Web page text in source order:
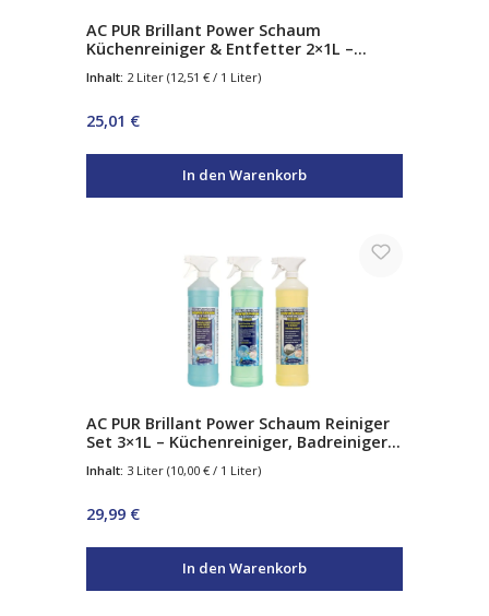
AC PUR Brillant Power Schaum
Küchenreiniger & Entfetter 2×1L –
& Arbeitsflächen
Inhalt: 2 Liter (12,51 € / 1 Liter)
Regulärer Preis:
25,01 €
In den Warenkorb
AC PUR Brillant Power Schaum Reiniger
Set 3×1L – Küchenreiniger, Badreiniger
Inhalt: 3 Liter (10,00 € / 1 Liter)
Regulärer Preis:
29,99 €
In den Warenkorb